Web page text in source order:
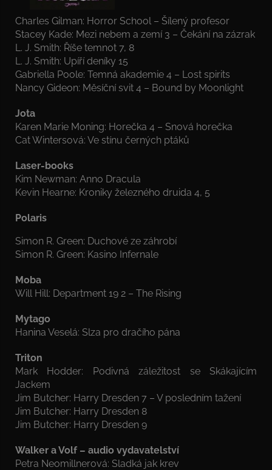
Charles Gilman: Horror School – Šílený profesor
Stacey Kade: Mezi nebem a zemí 3 – Čekání na zázrak
L. J. Smith: Říše temnot 7, 8
L. J. Smith: Upíří deníky 15
Gabriella Poole: Temná akademie 4 – Lost spirits
Nancy Gideon: Měsíční svit 4 – Bound by Moonlight
Jota
Karen Marie Moning: Horečka 4 – Snová horečka
Cat Wintersová: Ve stínu černých ptáků
Laser-books
Kim Newman: Anno Dracula
Kevin Hearne: Kroniky železného druida 4, 5
Polaris
Simon R. Green: Duchové ze záhrobí
Simon R. Green: Kasino Infernale
Moba
Will Hill: Department 19 2 – The Rising
Mytago
Hanina Veselá: Slza pro dračího pána
Triton
Mark Hodder: Podivná záležitost se Skákajícím
Jackem
Jim Butcher: Harry Dresden 7 – V posledním tažení
Jim Butcher: Harry Dresden 8
Jim Butcher: Harry Dresden 9
Walker a Volf – audio vydavatelství
Petra Neomillnerová: Sladká jak krev